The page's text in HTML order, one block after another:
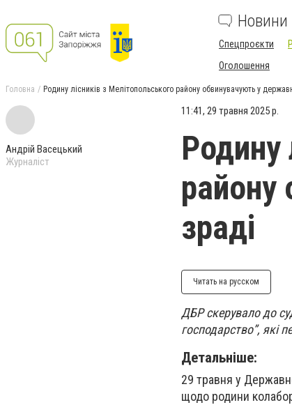
Новини
Спецпроєкти
Оголошення
Головна Родину лісників з Мелітопольського району обвинувачують у
Андрій Васецький
Журналіст
11:41, 29 травня 2025 р.
Родину
району
зраді
Читать на русском
ДБР скерувало до
господарство”, які
Детальніше:
29 травня у
щодо родини